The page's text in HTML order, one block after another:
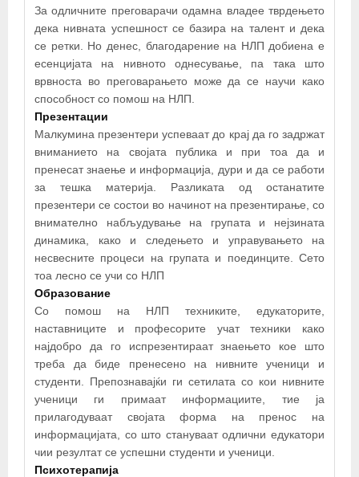
За одличните преговарачи одамна владее тврдењето
дека нивната успешност се базира на талент и дека
се ретки. Но денес, благодарение на НЛП добиена е
есенцијата на нивното однесување, па така што
врвноста во преговарањето може да се научи како
способност со помош на НЛП.
Презентации
Малкумина презентери успеваат до крај да го задржат
вниманието на својата публика и при тоа да и
пренесат знаење и информација, дури и да се работи
за тешка материја. Разликата од останатите
презентери се состои во начинот на презентирање, со
внимателно набљудување на групата и нејзината
динамика, како и следењето и управувањето на
несвесните процеси на групата и поединците. Сето
тоа лесно се учи со НЛП
Образование
Со помош на НЛП техниките, едукаторите,
наставниците и професорите учат техники како
најдобро да го испрезентираат знаењето кое што
треба да биде пренесено на нивните ученици и
студенти. Препознавајќи ги сетилата со кои нивните
ученици ги примаат информациите, тие ја
прилагодуваат својата форма на пренос на
информацијата, со што стануваат одлични едукатори
чии резултат се успешни студенти и ученици.
Психотерапија